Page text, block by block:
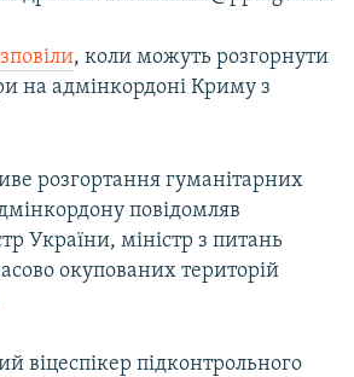
, коли можуть розгорнути
на адмінкордоні Криму з
розгортання гуманітарних
повідомляв
України, міністр з питань
окупованих територій
віцеспікер підконтрольного